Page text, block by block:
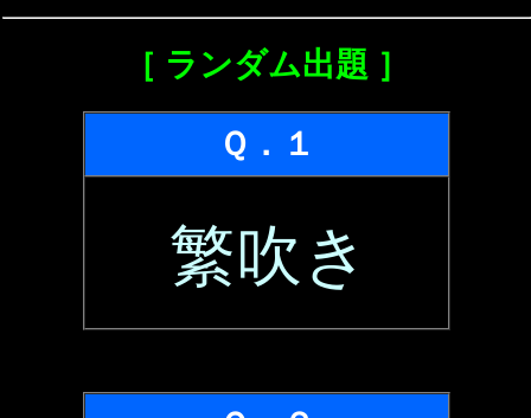
［ ランダム出題 ］
Ｑ．１
繁吹き